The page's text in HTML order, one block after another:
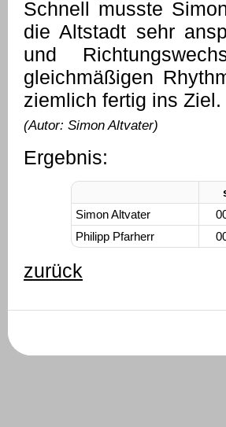
Schnell musste
die Altstadt sehr
und
gleichmäßigen
ziemlich fertig ins Ziel.
(Autor: Simon Altvater)
Ergebnis:
Simon Altvater
Philipp Pfarherr
zurück